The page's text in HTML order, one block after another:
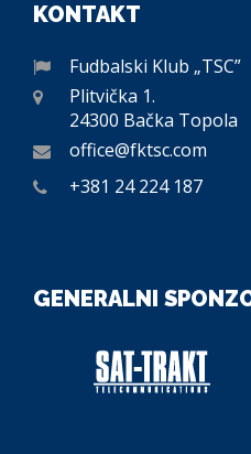
KONTAKT
Fudbalski Klub „TSC”
Plitvička 1.
24300 Bačka Topola
office@fktsc.com
+381 24 224 187
GENERALNI